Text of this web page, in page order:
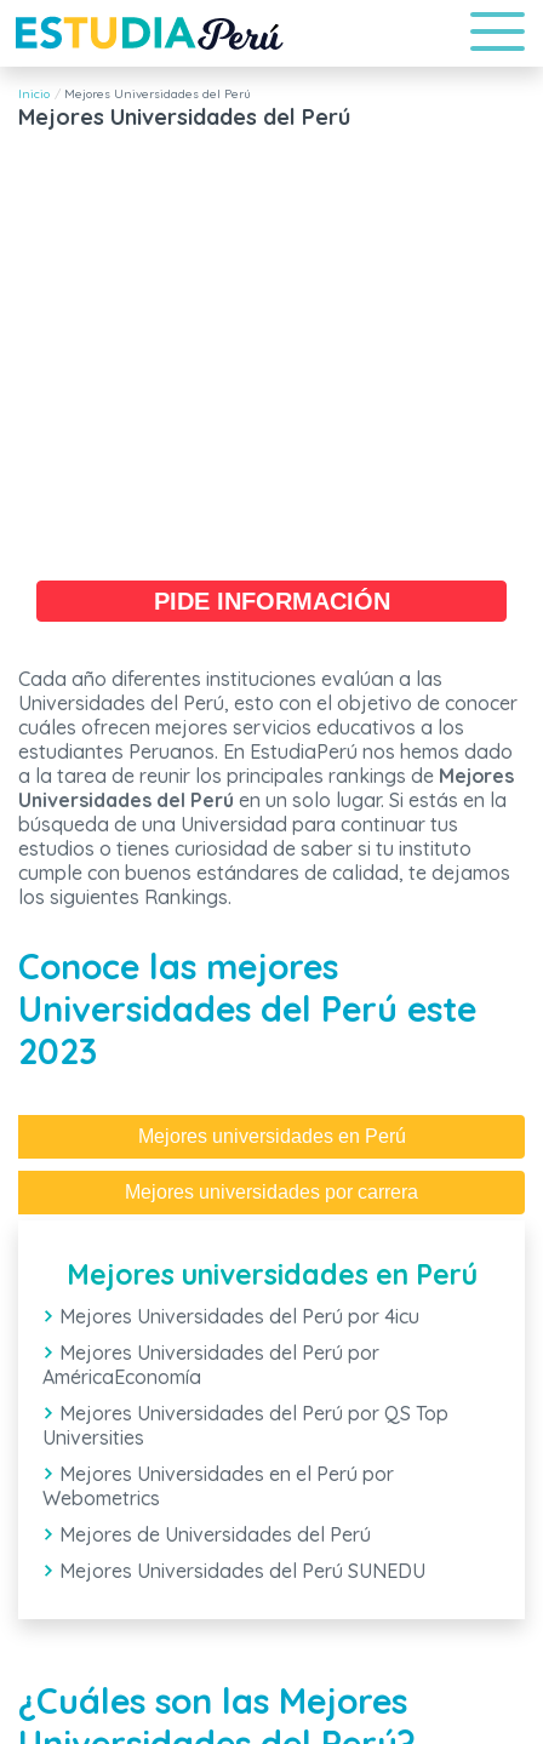
Inicio Mejores Universidades del Perú
Mejores Universidades del Perú
PIDE INFORMACIÓN
Cada año diferentes instituciones evalúan a las
Universidades del Perú, esto con el objetivo de conocer
cuáles ofrecen mejores servicios educativos a los
estudiantes Peruanos. En EstudiaPerú nos hemos dado
a la tarea de reunir los principales rankings de Mejores
Universidades del Perú en un solo lugar. Si estás en la
búsqueda de una Universidad para continuar tus
estudios o tienes curiosidad de saber si tu instituto
cumple con buenos estándares de calidad, te dejamos
los siguientes Rankings.
Conoce las mejores
Universidades del Perú este
2023
Mejores universidades en Perú
Mejores universidades por carrera
Mejores universidades en Perú
Mejores Universidades del Perú por 4icu
Mejores Universidades del Perú por
AméricaEconomía
Mejores Universidades del Perú por QS Top
Universities
Mejores Universidades en el Perú por
Webometrics
Mejores de Universidades del Perú
Mejores Universidades del Perú SUNEDU
¿Cuáles son las Mejores